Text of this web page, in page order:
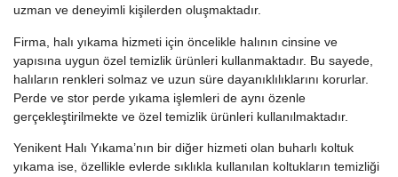
uzman ve deneyimli kişilerden oluşmaktadır.
Firma, halı yıkama hizmeti için öncelikle halının cinsine ve
yapısına uygun özel temizlik ürünleri kullanmaktadır. Bu sayede,
halıların renkleri solmaz ve uzun süre dayanıklılıklarını korurlar.
Perde ve stor perde yıkama işlemleri de aynı özenle
gerçekleştirilmekte ve özel temizlik ürünleri kullanılmaktadır.
Yenikent Halı Yıkama’nın bir diğer hizmeti olan buharlı koltuk
yıkama ise, özellikle evlerde sıklıkla kullanılan koltukların temizliği